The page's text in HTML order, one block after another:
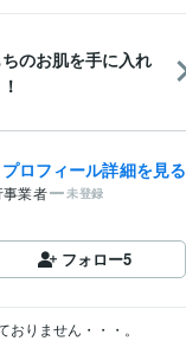
のお肌を手に入れ
プロフィール詳細を見る
業者 未登録
フォロー5
りません・・・。